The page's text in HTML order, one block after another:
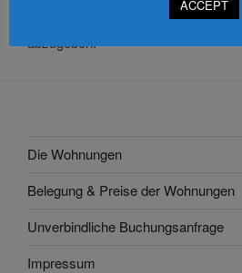
sein, um
abzugeben.
Die Wohnungen
Belegung & Preise der Wohnungen
Unverbindliche Buchungsanfrage
Impressum
ACCEPT